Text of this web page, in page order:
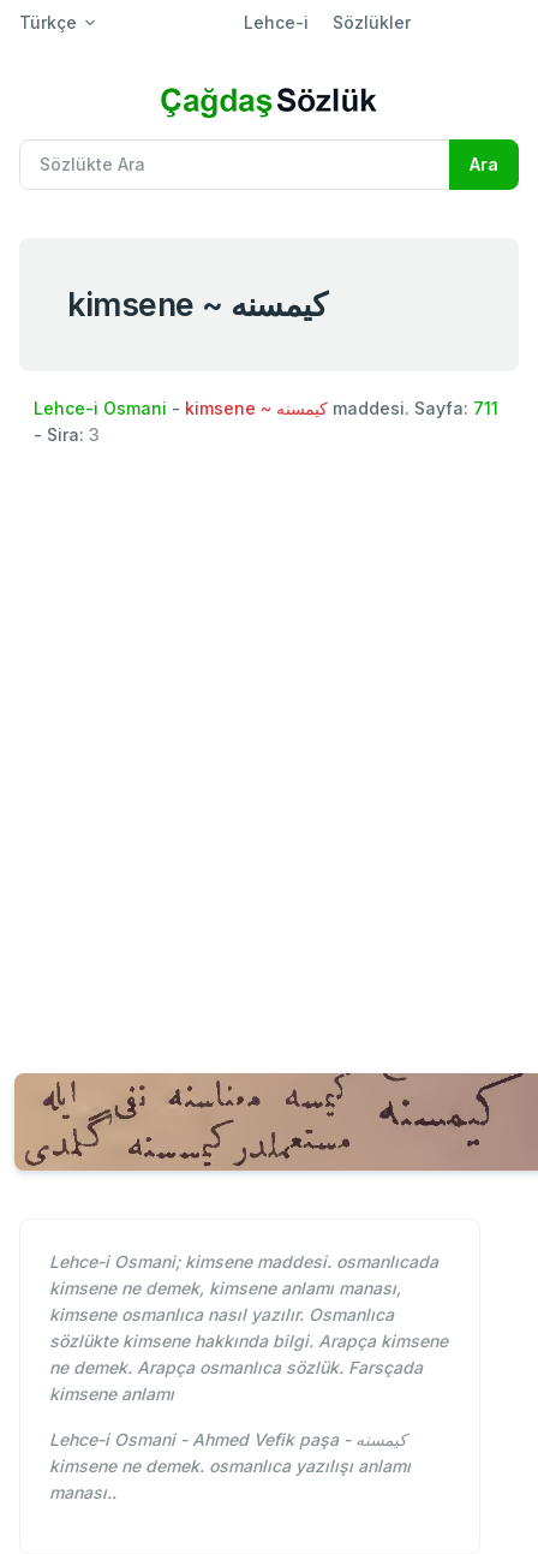
Türkçe Lehce-i Sözlükler
kimsene ~ كيمسنه
Lehce-i Osmani - kimsene ~ كيمسنه maddesi. Sayfa: 711
- Sira: 3
Lehce-i Osmani; kimsene maddesi. osmanlıcada
kimsene ne demek, kimsene anlamı manası,
kimsene osmanlıca nasıl yazılır. Osmanlıca
sözlükte kimsene hakkında bilgi. Arapça kimsene
ne demek. Arapça osmanlıca sözlük. Farsçada
kimsene anlamı
Lehce-i Osmani - Ahmed Vefik paşa - كيمسنه
kimsene ne demek. osmanlıca yazılışı anlamı
manası..